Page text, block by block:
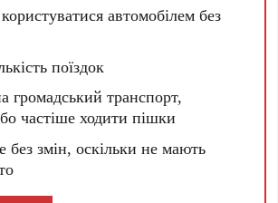
автомобілем без
поїздок
громадський транспорт,
частіше ходити пішки
без змін, оскільки не мають